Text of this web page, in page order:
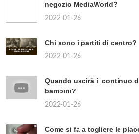
negozio MediaWorld?
2022-01-26
Chi sono i partiti di centro?
2022-01-26
Quando uscirà il continuo
bambini?
2022-01-26
Come si fa a togliere le